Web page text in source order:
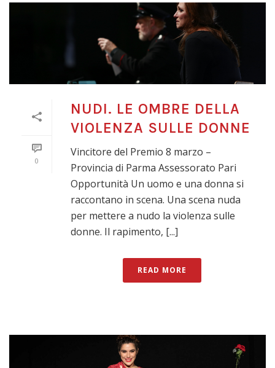
0
NUDI. LE OMBRE DELLA
VIOLENZA SULLE DONNE
Vincitore del Premio 8 marzo –
Provincia di Parma Assessorato Pari
Opportunità Un uomo e una donna si
raccontano in scena. Una scena nuda
per mettere a nudo la violenza sulle
donne. Il rapimento, [...]
READ MORE